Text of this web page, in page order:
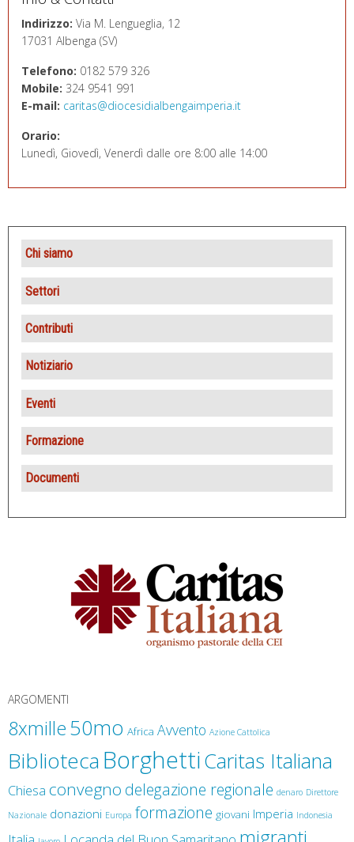
Indirizzo: Via M. Lengueglia, 12
17031 Albenga (SV)
Telefono: 0182 579 326
Mobile: 324 9541 991
E-mail: caritas@diocesidialbengaimperia.it
Orario:
Lunedì, Giovedì, Venerdì dalle ore 8:00 alle 14:00
Chi siamo
Presentazione
Statuto
Direttivo
Consulta
Promozione Caritas
Promozione Umana
Settori
Locanda del Buon Samaritano
Caritas parrocchiali
Centri di ascolto e servizi
Osservatorio
Contributi
Fondi caritativi 8×1000
Offerte
Altri contributi
Notiziario
Eventi
Giornata mondiale dei poveri
Avvento di Fraternità
Formazione
Attività
Documenti
Caritas Italiana
ARGOMENTI
8xmille50mo Africa Avvento Azione Cattolica
Biblioteca BorghettiCaritas Italiana
Chiesa convegno delegazione regionale denaro Direttore
Nazionale donazioni Europa formazione giovani Imperia Indonesia